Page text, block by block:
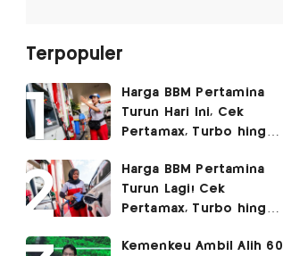
Terpopuler
Harga BBM Pertamina
Turun Hari Ini, Cek
Pertamax, Turbo hingga
2026
Harga BBM Pertamina
Turun Lagi! Cek
Pertamax, Turbo hingga
Agustus 2026
Kemenkeu Ambil Alih 60